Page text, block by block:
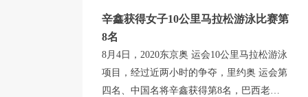
辛鑫获得女子10公里马拉松游泳比赛第
8名
8月4日，2020东京奥 运会10公里马拉松游泳
项目，经过近两小时的争夺，里约奥 运会第
四名、中国名将辛鑫获得第8名，巴西老将